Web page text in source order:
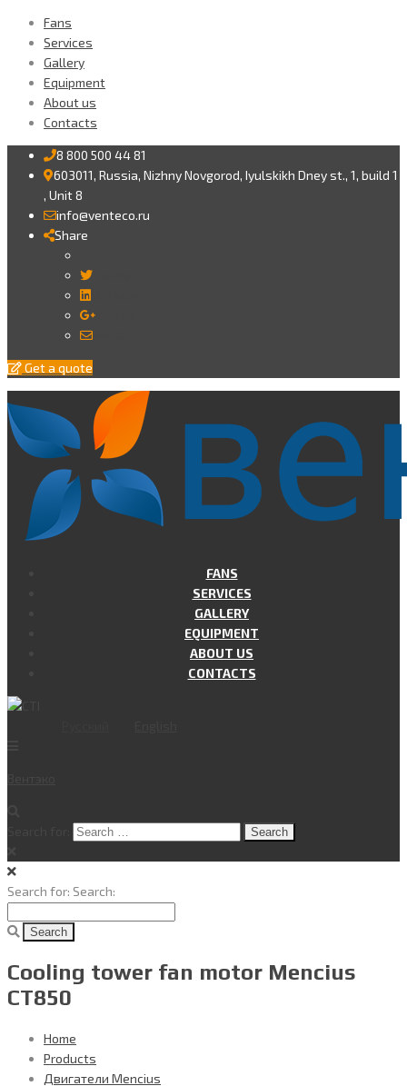
Fans
Services
Gallery
Equipment
About us
Contacts
8 800 500 44 81
603011, Russia, Nizhny Novgorod, Iyulskikh Dney st., 1, build 1
, Unit 8
info@venteco.ru
Share
Get a quote
FANS
SERVICES
GALLERY
EQUIPMENT
ABOUT US
CONTACTS
Search for: Search:
Cooling tower fan motor Mencius
CT850
Home
Products
Двигатели Mencius